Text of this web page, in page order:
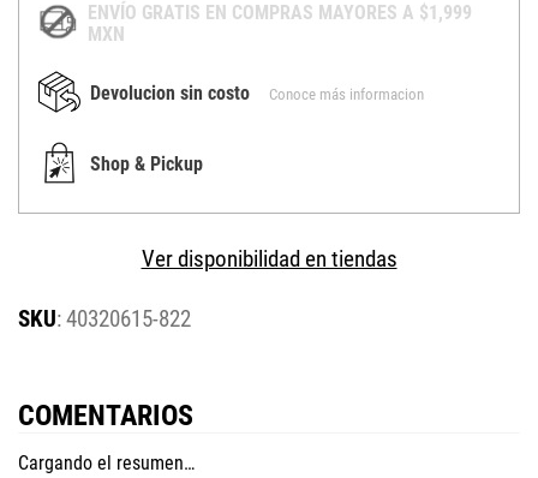
ENVÍO GRATIS EN COMPRAS MAYORES A $1,999
MXN
Devolucion sin costo Conoce más informacion
Shop & Pickup
Ver disponibilidad en tiendas
:40320615-822
COMENTARIOS
Cargando el resumen…